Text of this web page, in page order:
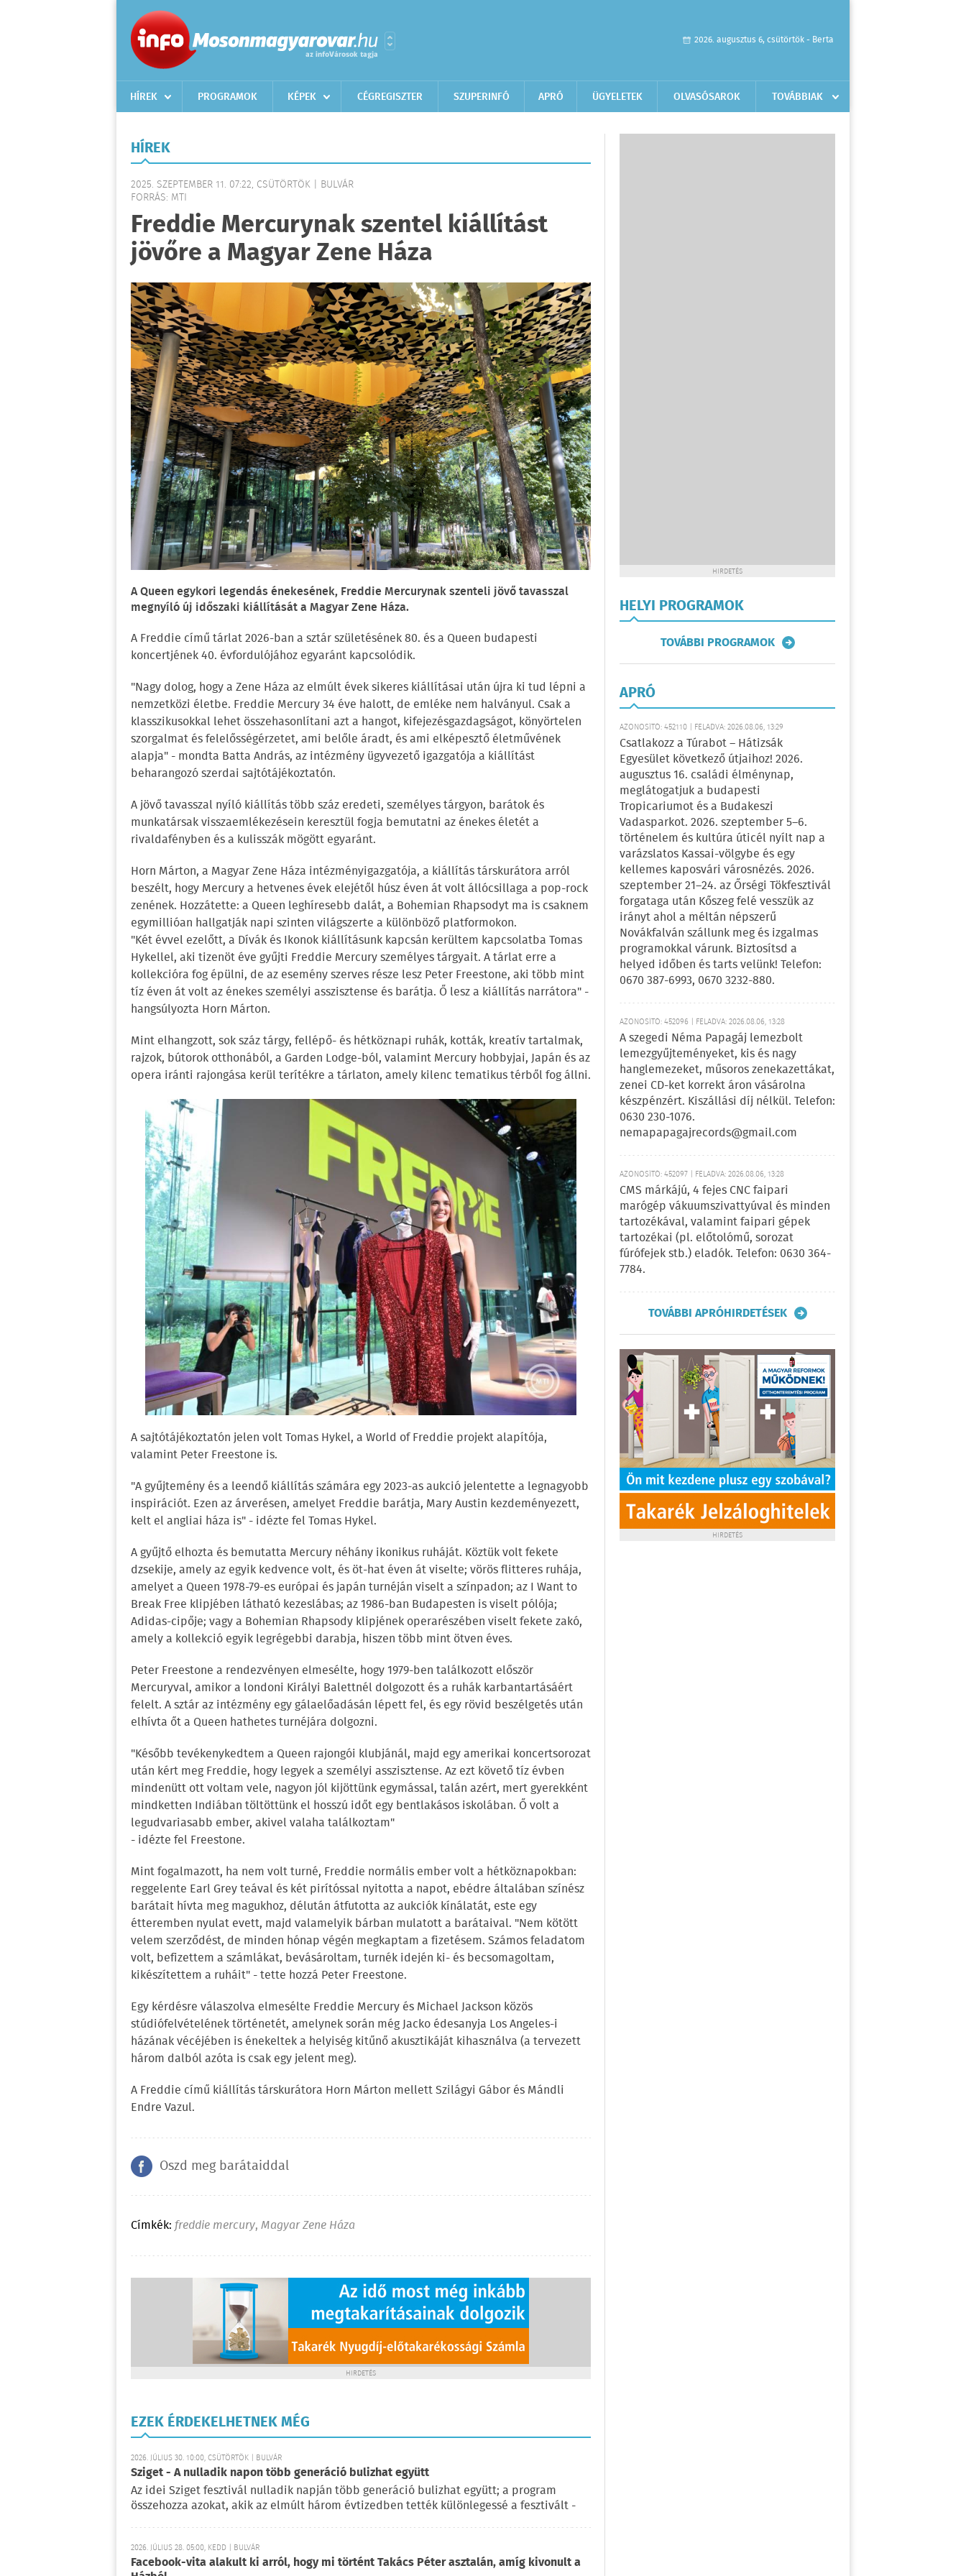
2026. augusztus 6, csütörtök - Berta
HÍREK PROGRAMOK KÉPEK CÉGREGISZTER SZUPERINFÓ APRÓ ÜGYELETEK OLVASÓSAROK TOVÁBBIAK
HÍREK
2025. SZEPTEMBER 11. 07:22, CSÜTÖRTÖK | BULVÁR
FORRÁS: MTI
Freddie Mercurynak szentel kiállítást
jövőre a Magyar Zene Háza
A Queen egykori legendás énekesének, Freddie Mercurynak szenteli jövő tavasszal
megnyíló új időszaki kiállítását a Magyar Zene Háza.
A Freddie című tárlat 2026-ban a sztár születésének 80. és a Queen budapesti
koncertjének 40. évfordulójához egyaránt kapcsolódik.
"Nagy dolog, hogy a Zene Háza az elmúlt évek sikeres kiállításai után újra ki tud lépni a
nemzetközi életbe. Freddie Mercury 34 éve halott, de emléke nem halványul. Csak a
klasszikusokkal lehet összehasonlítani azt a hangot, kifejezésgazdagságot, könyörtelen
szorgalmat és felelősségérzetet, ami belőle áradt, és ami elképesztő életművének
alapja" - mondta Batta András, az intézmény ügyvezető igazgatója a kiállítást
beharangozó szerdai sajtótájékoztatón.
A jövő tavasszal nyíló kiállítás több száz eredeti, személyes tárgyon, barátok és
munkatársak visszaemlékezésein keresztül fogja bemutatni az énekes életét a
rivaldafényben és a kulisszák mögött egyaránt.
Horn Márton, a Magyar Zene Háza intézményigazgatója, a kiállítás társkurátora arról
beszélt, hogy Mercury a hetvenes évek elejétől húsz éven át volt állócsillaga a pop-rock
zenének. Hozzátette: a Queen leghíresebb dalát, a Bohemian Rhapsodyt ma is csaknem
egymillióan hallgatják napi szinten világszerte a különböző platformokon.
"Két évvel ezelőtt, a Dívák és Ikonok kiállításunk kapcsán kerültem kapcsolatba Tomas
Hykellel, aki tizenöt éve gyűjti Freddie Mercury személyes tárgyait. A tárlat erre a
kollekcióra fog épülni, de az esemény szerves része lesz Peter Freestone, aki több mint
tíz éven át volt az énekes személyi asszisztense és barátja. Ő lesz a kiállítás narrátora" -
hangsúlyozta Horn Márton.
Mint elhangzott, sok száz tárgy, fellépő- és hétköznapi ruhák, kották, kreatív tartalmak,
rajzok, bútorok otthonából, a Garden Lodge-ból, valamint Mercury hobbyjai, Japán és az
opera iránti rajongása kerül terítékre a tárlaton, amely kilenc tematikus térből fog állni.
A sajtótájékoztatón jelen volt Tomas Hykel, a World of Freddie projekt alapítója,
valamint Peter Freestone is.
"A gyűjtemény és a leendő kiállítás számára egy 2023-as aukció jelentette a legnagyobb
inspirációt. Ezen az árverésen, amelyet Freddie barátja, Mary Austin kezdeményezett,
kelt el angliai háza is" - idézte fel Tomas Hykel.
A gyűjtő elhozta és bemutatta Mercury néhány ikonikus ruháját. Köztük volt fekete
dzsekije, amely az egyik kedvence volt, és öt-hat éven át viselte; vörös flitteres ruhája,
amelyet a Queen 1978-79-es európai és japán turnéján viselt a színpadon; az I Want to
Break Free klipjében látható kezeslábas; az 1986-ban Budapesten is viselt pólója;
Adidas-cipője; vagy a Bohemian Rhapsody klipjének operarészében viselt fekete zakó,
amely a kollekció egyik legrégebbi darabja, hiszen több mint ötven éves.
Peter Freestone a rendezvényen elmesélte, hogy 1979-ben találkozott először
Mercuryval, amikor a londoni Királyi Balettnél dolgozott és a ruhák karbantartásáért
felelt. A sztár az intézmény egy gálaelőadásán lépett fel, és egy rövid beszélgetés után
elhívta őt a Queen hathetes turnéjára dolgozni.
"Később tevékenykedtem a Queen rajongói klubjánál, majd egy amerikai koncertsorozat
után kért meg Freddie, hogy legyek a személyi asszisztense. Az ezt követő tíz évben
mindenütt ott voltam vele, nagyon jól kijöttünk egymással, talán azért, mert gyerekként
mindketten Indiában töltöttünk el hosszú időt egy bentlakásos iskolában. Ő volt a
legudvariasabb ember, akivel valaha találkoztam"
- idézte fel Freestone.
Mint fogalmazott, ha nem volt turné, Freddie normális ember volt a hétköznapokban:
reggelente Earl Grey teával és két pirítóssal nyitotta a napot, ebédre általában színész
barátait hívta meg magukhoz, délután átfutotta az aukciók kínálatát, este egy
étteremben nyulat evett, majd valamelyik bárban mulatott a barátaival. "Nem kötött
velem szerződést, de minden hónap végén megkaptam a fizetésem. Számos feladatom
volt, befizettem a számlákat, bevásároltam, turnék idején ki- és becsomagoltam,
kikészítettem a ruháit" - tette hozzá Peter Freestone.
Egy kérdésre válaszolva elmesélte Freddie Mercury és Michael Jackson közös
stúdiófelvételének történetét, amelynek során még Jacko édesanyja Los Angeles-i
házának vécéjében is énekeltek a helyiség kitűnő akusztikáját kihasználva (a tervezett
három dalból azóta is csak egy jelent meg).
A Freddie című kiállítás társkurátora Horn Márton mellett Szilágyi Gábor és Mándli
Endre Vazul.
Oszd meg barátaiddal
Címkék: freddie mercury, Magyar Zene Háza
HIRDETÉS
EZEK ÉRDEKELHETNEK MÉG
2026. JÚLIUS 30. 10:00, CSÜTÖRTÖK | BULVÁR
Sziget - A nulladik napon több generáció bulizhat együtt
Az idei Sziget fesztivál nulladik napján több generáció bulizhat együtt; a program
összehozza azokat, akik az elmúlt három évtizedben tették különlegessé a fesztivált -
2026. JÚLIUS 28. 05:00, KEDD | BULVÁR
Facebook-vita alakult ki arról, hogy mi történt Takács Péter asztalán, amíg kivonult a
HIRDETÉS
HELYI PROGRAMOK
TOVÁBBI PROGRAMOK
APRÓ
AZONOSÍTÓ: 452110 | FELADVA: 2026.08.06, 13:29
Csatlakozz a Túrabot – Hátizsák
Egyesület következő útjaihoz! 2026.
augusztus 16. családi élménynap,
meglátogatjuk a budapesti
Tropicariumot és a Budakeszi
Vadasparkot. 2026. szeptember 5–6.
történelem és kultúra úticél nyílt nap a
varázslatos Kassai-völgybe és egy
kellemes kaposvári városnézés. 2026.
szeptember 21–24. az Őrségi Tökfesztivál
forgataga után Kőszeg felé vesszük az
irányt ahol a méltán népszerű
Novákfalván szállunk meg és izgalmas
programokkal várunk. Biztosítsd a
helyed időben és tarts velünk! Telefon:
0670 387-6993, 0670 3232-880.
AZONOSÍTÓ: 452096 | FELADVA: 2026.08.06, 13:28
A szegedi Néma Papagáj lemezbolt
lemezgyűjteményeket, kis és nagy
hanglemezeket, műsoros zenekazettákat,
zenei CD-ket korrekt áron vásárolna
készpénzért. Kiszállási díj nélkül. Telefon:
0630 230-1076.
nemapapagajrecords@gmail.com
AZONOSÍTÓ: 452097 | FELADVA: 2026.08.06, 13:28
CMS márkájú, 4 fejes CNC faipari
marógép vákuumszivattyúval és minden
tartozékával, valamint faipari gépek
tartozékai (pl. előtolómű, sorozat
fúrófejek stb.) eladók. Telefon: 0630 364-
7784.
TOVÁBBI APRÓHIRDETÉSEK
HIRDETÉS